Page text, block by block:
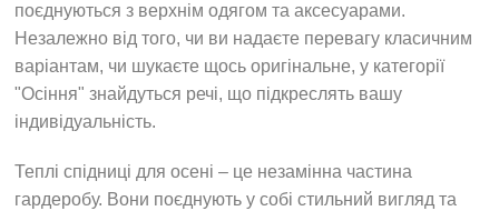
поєднуються з верхнім одягом та аксесуарами.
Незалежно від того, чи ви надаєте перевагу класичним
варіантам, чи шукаєте щось оригінальне, у категорії
"Осіння" знайдуться речі, що підкреслять вашу
індивідуальність.
Теплі спідниці для осені – це незамінна частина
гардеробу. Вони поєднують у собі стильний вигляд та